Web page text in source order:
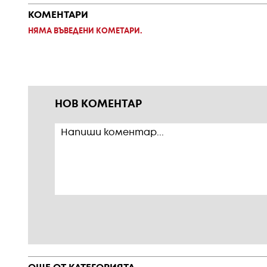
КОМЕНТАРИ
НЯМА ВЪВЕДЕНИ КОМЕТАРИ.
НОВ КОМЕНТАР